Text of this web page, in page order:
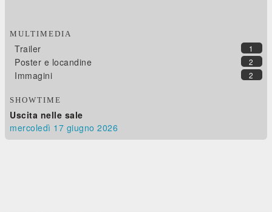
MULTIMEDIA
1
Trailer
2
Poster e locandine
2
Immagini
SHOWTIME
Uscita nelle sale
mercoledì 17 giugno 2026